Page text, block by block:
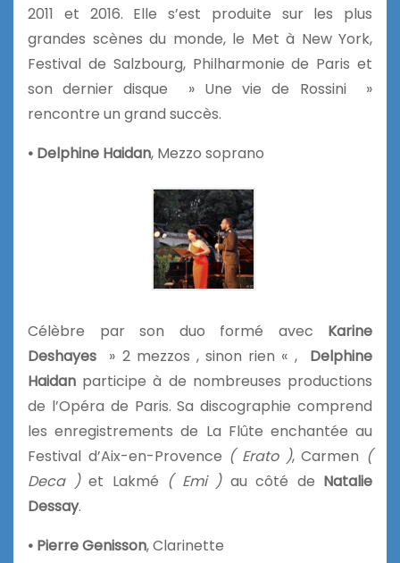
2011 et 2016. Elle s’est produite sur les plus
grandes scènes du monde, le Met à New York,
Festival de Salzbourg, Philharmonie de Paris et
son dernier disque » Une vie de Rossini »
rencontre un grand succès.
• Delphine Haidan, Mezzo soprano
Célèbre par son duo formé avec Karine
Deshayes » 2 mezzos , sinon rien « ,
Delphine
Haidan participe à de nombreuses productions
de l’Opéra de Paris. Sa discographie comprend
les enregistrements de La Flûte enchantée au
Festival d’Aix-en-Provence ( Erato ), Carmen (
Deca )et Lakmé ( Emi )au côté de Natalie
Dessay.
• Pierre Genisson, Clarinette